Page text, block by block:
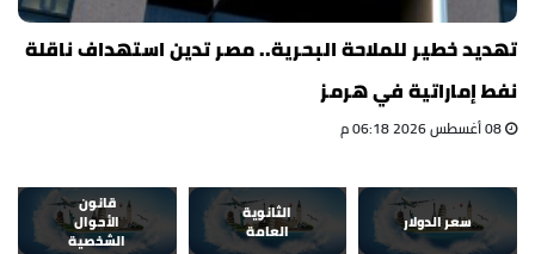
تهديد خطير للملاحة البحرية.. مصر تدين استهداف ناقلة
نفط إماراتية في هرمز
سعر الدولار
الثانوية
العامة
قانون
الأحوال
الشخصية